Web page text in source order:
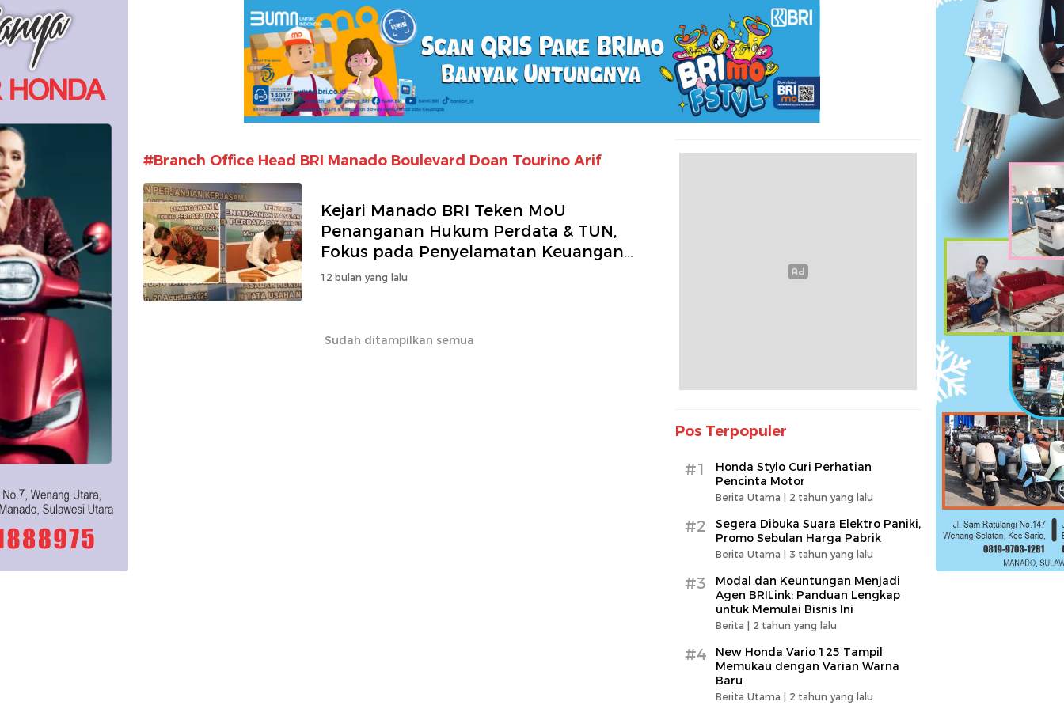
#Branch Office Head BRI Manado Boulevard Doan Tourino Arif
Kejari Manado BRI Teken MoU
Penanganan Hukum Perdata & TUN,
Fokus pada Penyelamatan Keuangan
Negara
12 bulan yang lalu
Sudah ditampilkan semua
Pos Terpopuler
#1
Honda Stylo Curi Perhatian
Pencinta Motor
Berita Utama | 2 tahun yang lalu
#2
Segera Dibuka Suara Elektro Paniki,
Promo Sebulan Harga Pabrik
Berita Utama | 3 tahun yang lalu
#3
Modal dan Keuntungan Menjadi
Agen BRILink: Panduan Lengkap
untuk Memulai Bisnis Ini
Berita | 2 tahun yang lalu
#4
New Honda Vario 125 Tampil
Memukau dengan Varian Warna
Baru
Berita Utama | 2 tahun yang lalu